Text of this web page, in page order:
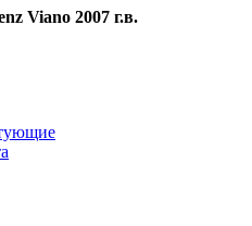
Viano 2007 г.в.